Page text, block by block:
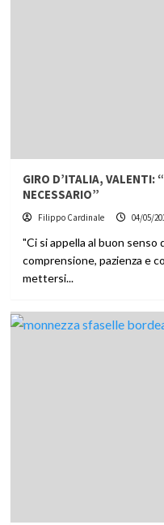
GIRO D’ITALIA, VALENTI:
NECESSARIO”
Filippo Cardinale 04/05/
"Ci si appella al buon senso
comprensione, pazienza e
mettersi...